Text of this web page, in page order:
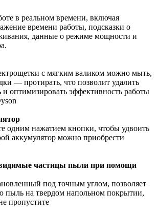
в реальном времени, включая
времени работы, подсказки о
данные о режиме мощности и
с мягким валиком можно мыть,
— протирать, что позволит удалить
и оптимизировать эффективность работы
одним нажатием кнопки, чтобы удвоить
аккумулятор можно приобрести
частицы пыли при помощи
под точным углом, позволяет
пыль на твердом напольном покрытии,
пропустите